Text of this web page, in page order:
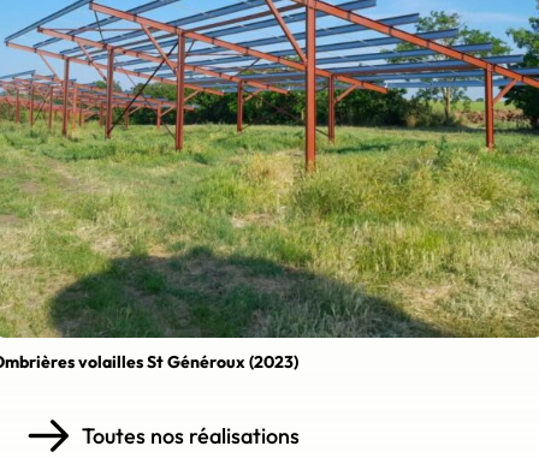
volailles St Généroux (2023)
Toutes nos réalisations